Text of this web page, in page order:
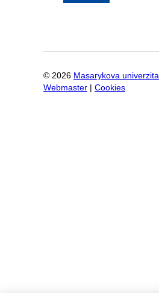
© 2026 Masarykova univerzita
Webmaster
Cookies